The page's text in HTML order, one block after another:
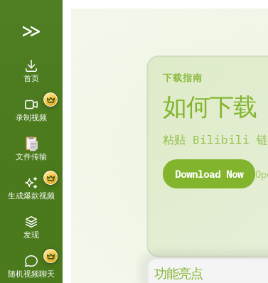
首页
录制视频
文件传输
生成爆款视频
发现
随机视频聊天
下载指南
如何下
粘贴 Bilibili 链接
Download Now
功能亮点